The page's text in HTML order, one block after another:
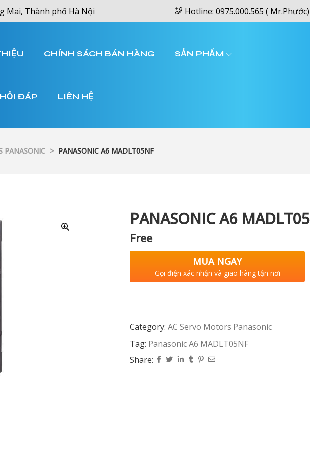
Mai, Thành phố Hà Nội Hotline: 0975.000.565 ( Mr.Phước)
CHÍNH SÁCH BÁN HÀNG SẢN PHẨM
HỎI ĐÁP LIÊN HỆ
PANASONIC > PANASONIC A6 MADLT05NF
PANASONIC A6
Free
MUA NGAY
Gọi điện xác nhận và giao hàng tận nơi
Category: AC Servo Motors Panasonic
Tag: Panasonic A6 MADLT05NF
Share: